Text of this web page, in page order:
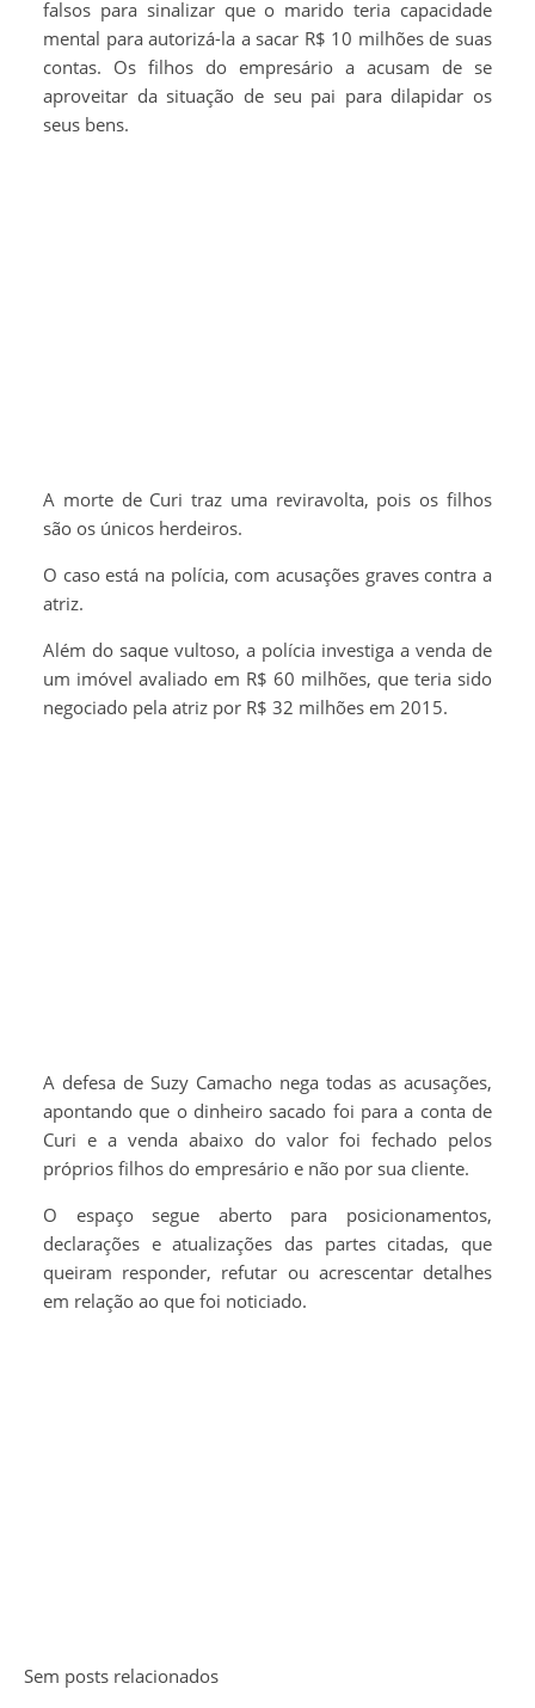
falsos para sinalizar que o marido teria capacidade
mental para autorizá-la a sacar R$ 10 milhões de suas
contas. Os filhos do empresário a acusam de se
aproveitar da situação de seu pai para dilapidar os
seus bens.
A morte de Curi traz uma reviravolta, pois os filhos
são os únicos herdeiros.
O caso está na polícia, com acusações graves contra a
atriz.
Além do saque vultoso, a polícia investiga a venda de
um imóvel avaliado em R$ 60 milhões, que teria sido
negociado pela atriz por R$ 32 milhões em 2015.
A defesa de Suzy Camacho nega todas as acusações,
apontando que o dinheiro sacado foi para a conta de
Curi e a venda abaixo do valor foi fechado pelos
próprios filhos do empresário e não por sua cliente.
O espaço segue aberto para posicionamentos,
declarações e atualizações das partes citadas, que
queiram responder, refutar ou acrescentar detalhes
em relação ao que foi noticiado.
Sem posts relacionados